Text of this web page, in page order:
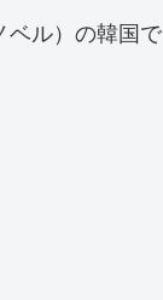
ベル）の韓国で